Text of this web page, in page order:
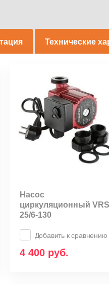
Технические
Насос
циркуляционный VRS
25/6-130
Добавить к сравнению
4 400руб.